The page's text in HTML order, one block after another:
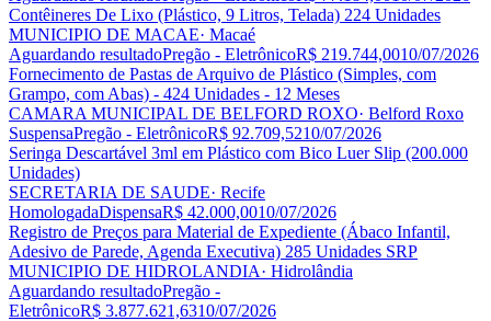
Contêineres De Lixo (Plástico, 9 Litros, Telada) 224 Unidades
MUNICIPIO DE MACAE· Macaé
Aguardando resultadoPregão - EletrônicoR$ 219.744,0010/07/2026
Fornecimento de Pastas de Arquivo de Plástico (Simples, com
Grampo, com Abas) - 424 Unidades - 12 Meses
CAMARA MUNICIPAL DE BELFORD ROXO· Belford Roxo
SuspensaPregão - EletrônicoR$ 92.709,5210/07/2026
Seringa Descartável 3ml em Plástico com Bico Luer Slip (200.000
Unidades)
SECRETARIA DE SAUDE· Recife
HomologadaDispensaR$ 42.000,0010/07/2026
Registro de Preços para Material de Expediente (Ábaco Infantil,
Adesivo de Parede, Agenda Executiva) 285 Unidades SRP
MUNICIPIO DE HIDROLANDIA· Hidrolândia
Aguardando resultadoPregão -
EletrônicoR$ 3.877.621,6310/07/2026